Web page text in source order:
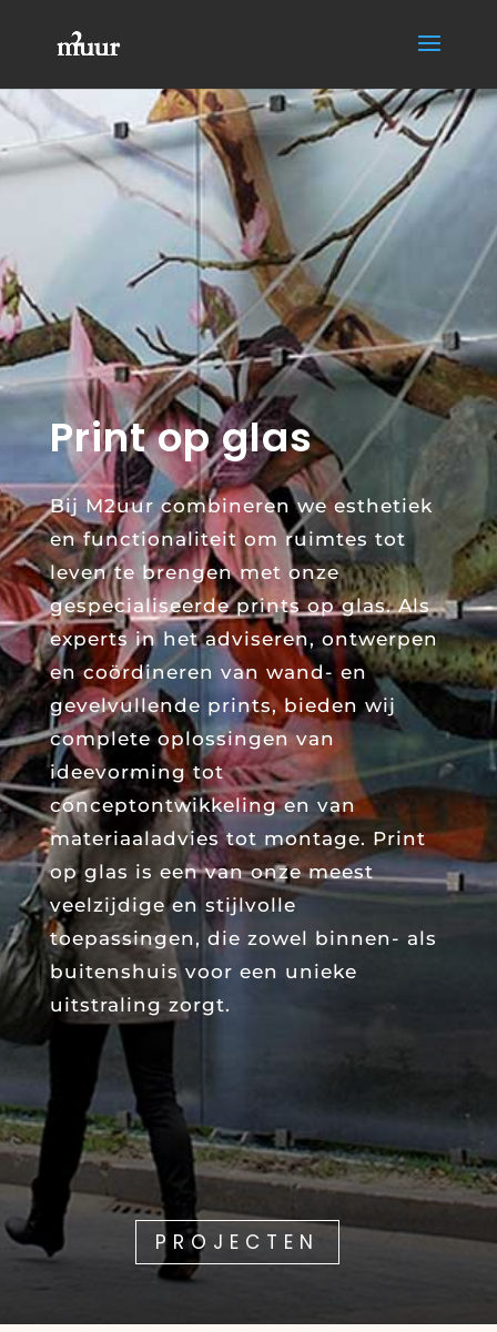
Print op glas
Bij M2uur combineren we esthetiek
en functionaliteit om ruimtes tot
leven te brengen met onze
gespecialiseerde prints op glas. Als
experts in het adviseren, ontwerpen
en coördineren van wand- en
gevelvullende prints, bieden wij
complete oplossingen van
ideevorming tot
conceptontwikkeling en van
materiaaladvies tot montage. Print
op glas is een van onze meest
veelzijdige en stijlvolle
toepassingen, die zowel binnen- als
buitenshuis voor een unieke
uitstraling zorgt.
PROJECTEN